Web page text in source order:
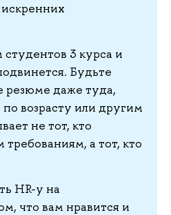
3 курса и
Будьте
резюме даже туда,
возрасту или другим
не тот, кто
требованиям, а тот, кто
HR-у на
что вам нравится и